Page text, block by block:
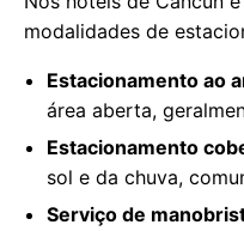
modalidades de
Estacionamento ao
área aberta,
Estacionamento
sol e da chuva,
Serviço de